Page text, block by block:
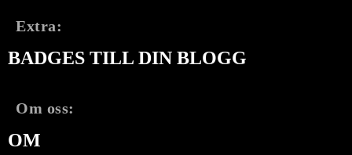
Extra:
BADGES TILL DIN BLOGG
Om oss:
OM